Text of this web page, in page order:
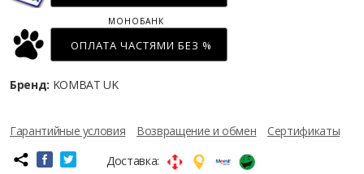
ОПЛАТА ЧАСТЯМИ БЕЗ %
МОНОБАНК
Бренд: KOMBAT UK
Гарантийные условия Возвращение и обмен
Сертификаты
Доставка: